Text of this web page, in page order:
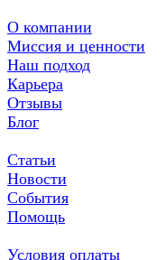
О компании
Миссия и ценности
Наш подход
Карьера
Отзывы
Блог
Статьи
Новости
События
Помощь
Условия оплаты